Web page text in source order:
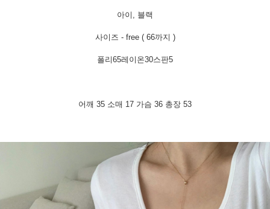
아이, 블랙
사이즈 - free ( 66까지 )
폴리65레이온30스판5
어깨 35 소매 17 가슴 36 총장 53